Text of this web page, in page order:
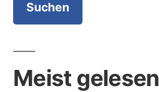
Meist gelesen